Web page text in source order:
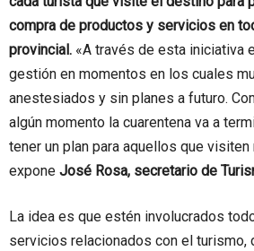
compra de productos y servicios en
provincial. «A través de esta iniciativa
gestión en momentos en los cuales
anestesiados y sin planes a futuro.
algún momento la cuarentena va a
tener un plan para aquellos que visiten
expone José Rosa, secretario de
La idea es que estén involucrados
servicios relacionados con el turismo,